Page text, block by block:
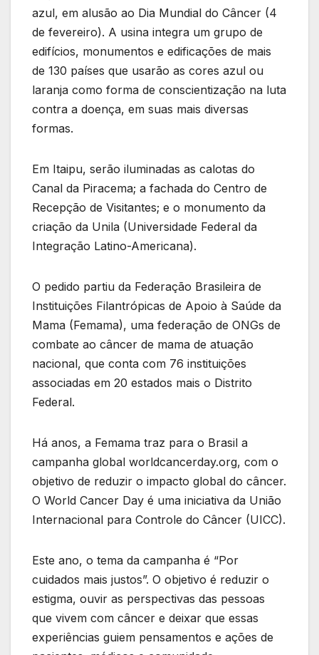
azul, em alusão ao Dia Mundial do Câncer (4
de fevereiro). A usina integra um grupo de
edifícios, monumentos e edificações de mais
de 130 países que usarão as cores azul ou
laranja como forma de conscientização na luta
contra a doença, em suas mais diversas
formas.
Em Itaipu, serão iluminadas as calotas do
Canal da Piracema; a fachada do Centro de
Recepção de Visitantes; e o monumento da
criação da Unila (Universidade Federal da
Integração Latino-Americana).
O pedido partiu da Federação Brasileira de
Instituições Filantrópicas de Apoio à Saúde da
Mama (Femama), uma federação de ONGs de
combate ao câncer de mama de atuação
nacional, que conta com 76 instituições
associadas em 20 estados mais o Distrito
Federal.
Há anos, a Femama traz para o Brasil a
campanha global worldcancerday.org, com o
objetivo de reduzir o impacto global do câncer.
O World Cancer Day é uma iniciativa da União
Internacional para Controle do Câncer (UICC).
Este ano, o tema da campanha é “Por
cuidados mais justos”. O objetivo é reduzir o
estigma, ouvir as perspectivas das pessoas
que vivem com câncer e deixar que essas
experiências guiem pensamentos e ações de